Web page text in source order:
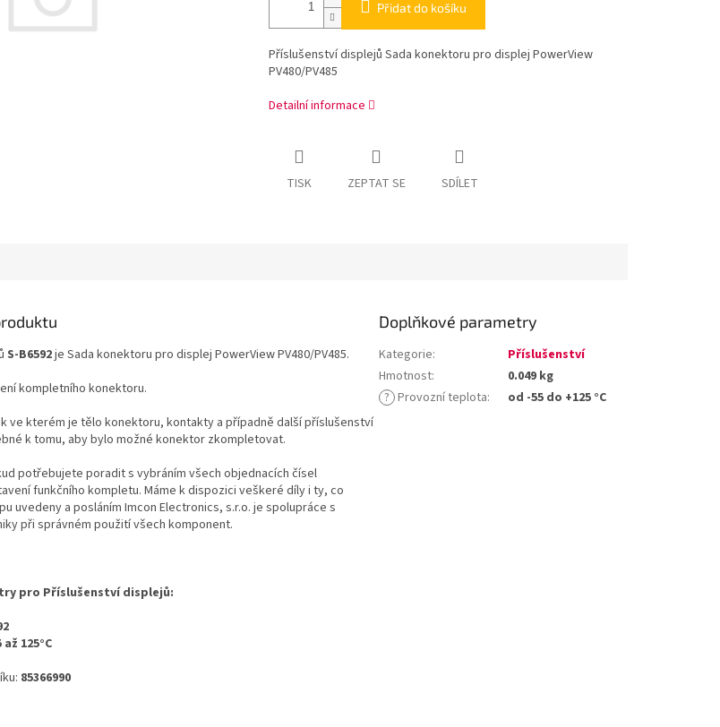
Přidat do košíku
Příslušenství displejů Sada konektoru pro displej PowerView
PV480/PV485
Detailní informace
TISK ZEPTAT SE SDÍLET
S-B6592je Sada konektoru pro displej PowerView PV480/PV485.
kompletního konektoru.
ve kterém je tělo konektoru, kontakty a případně další příslušenství
k tomu, aby bylo možné konektor zkompletovat.
potřebujete poradit s vybráním všech objednacích čísel
funkčního kompletu. Máme k dispozici veškeré díly i ty, co
uvedeny a posláním Imcon Electronics, s.r.o. je spolupráce s
při správném použití všech komponent.
pro Příslušenství displejů:
až 125°C
85366990
Doplňkové parametry
Kategorie:
Příslušenství
Hmotnost:
0.049 kg
? Provozní teplota: od -55 do +125 °C